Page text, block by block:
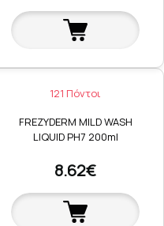
121 Πόντοι
FREZYDERM MILD WASH
LIQUID PH7 200ml
8.62€